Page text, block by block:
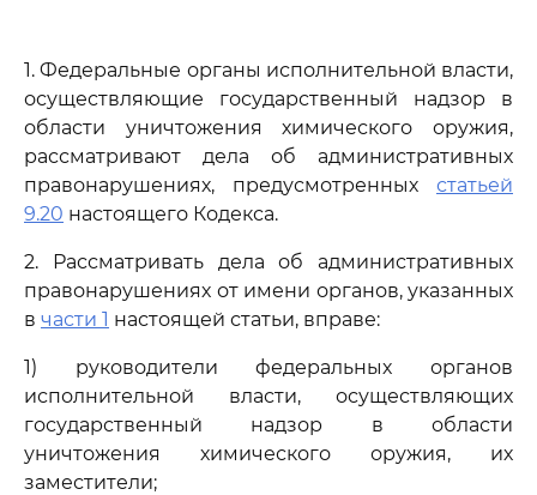
1. Федеральные органы исполнительной власти,
осуществляющие государственный надзор в
области уничтожения химического оружия,
рассматривают дела об административных
правонарушениях, предусмотренных статьей
9.20 настоящего Кодекса.
2. Рассматривать дела об административных
правонарушениях от имени органов, указанных
в части 1 настоящей статьи, вправе:
1) руководители федеральных органов
исполнительной власти, осуществляющих
государственный надзор в области
уничтожения химического оружия, их
заместители;